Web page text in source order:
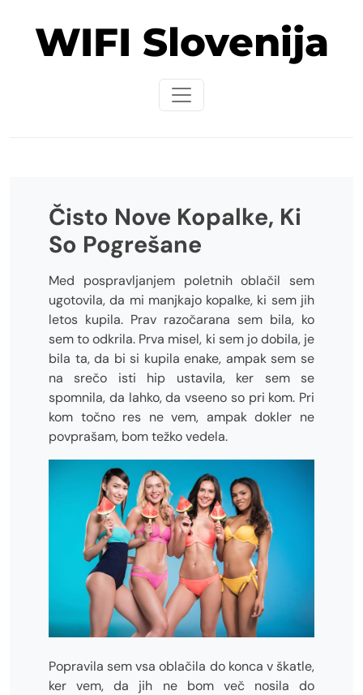
contentWIFI Slovenija
Čisto Nove Kopalke, Ki
So Pogrešane
Med pospravljanjem poletnih oblačil sem
ugotovila, da mi manjkajo kopalke, ki sem jih
letos kupila. Prav razočarana sem bila, ko
sem to odkrila. Prva misel, ki sem jo dobila, je
bila ta, da bi si kupila enake, ampak sem se
na srečo isti hip ustavila, ker sem se
spomnila, da lahko, da vseeno so pri kom. Pri
kom točno res ne vem, ampak dokler ne
povprašam, bom težko vedela.
Popravila sem vsa oblačila do konca v škatle,
ker vem, da jih ne bom več nosila do